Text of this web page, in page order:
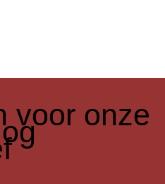
voor onze